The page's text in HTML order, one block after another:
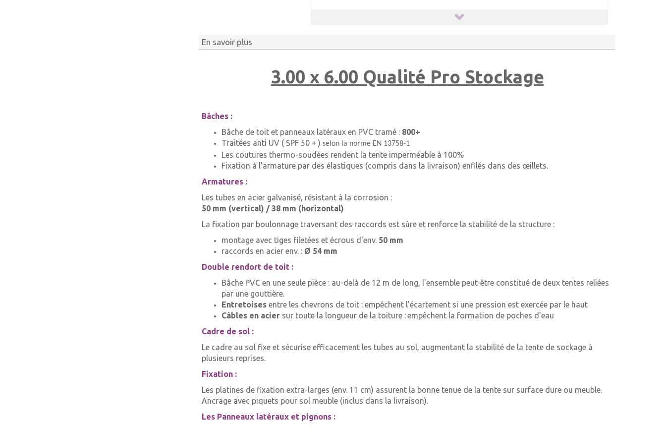
En savoir plus
3.00 x 6.00 Qualité Pro Stockage
Bâches :
Bâche de toit et panneaux latéraux en PVC tramé : 800+
Traitées anti UV ( SPF 50 + ) selon la norme EN 13758-1
Les coutures thermo-soudées rendent la tente imperméable à 100%
Fixation à l’armature par des élastiques (compris dans la livraison) enfilés dans des œillets.
Armatures :
Les tubes en acier galvanisé, résistant à la corrosion :
50 mm (vertical) / 38 mm (horizontal)
La fixation par boulonnage traversant des raccords est sûre et renforce la stabilité de la structure :
montage avec tiges filetées et écrous d'env. 50 mm
raccords en acier env. : Ø 54 mm
Double rendort de toit :
Bâche PVC en une seule pièce : au-delà de 12 m de long, l'ensemble peut-être constitué de deux tentes reliées
par une gouttière.
Entretoises entre les chevrons de toit : empêchent l'écartement si une pression est exercée par le haut
Câbles en acier sur toute la longueur de la toiture :empêchent la formation de poches d'eau
Cadre de sol :
Le cadre au sol fixe et sécurise efficacement les tubes au sol, augmentant la stabilité de la tente de sockage à
plusieurs reprises.
Fixation :
Les platines de fixation extra-larges (env. 11 cm) assurent la bonne tenue de la tente sur surface dure ou meuble.
Ancrage avec piquets pour sol meuble (inclus dans la livraison).
Les Panneaux latéraux et pignons :